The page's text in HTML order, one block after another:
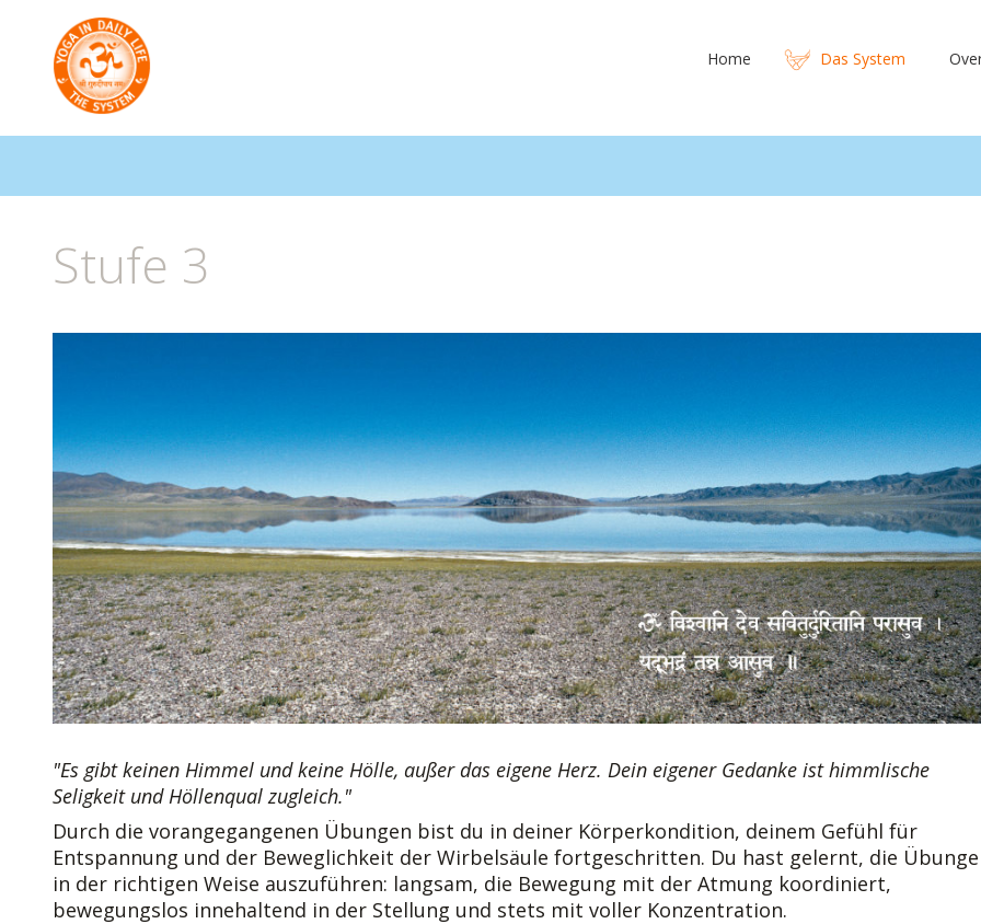
Home Das System
Stufe 3
"Es gibt keinen Himmel und keine Hölle, außer das eigene Herz. Dein eigener Gedanke ist himmlische
Seligkeit und Höllenqual zugleich."
Durch die vorangegangenen Übungen bist du in deiner Körperkondition, deinem Gefühl für
Entspannung und der Beweglichkeit der Wirbelsäule fortgeschritten. Du hast gelernt, die
in der richtigen Weise auszuführen: langsam, die Bewegung mit der Atmung koordiniert,
bewegungslos innehaltend in der Stellung und stets mit voller Konzentration.